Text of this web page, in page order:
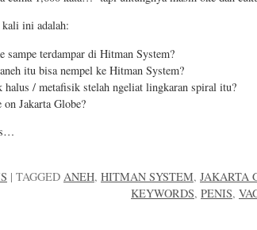
ini adalah:
sampe terdampar di Hitman System?
itu bisa nempel ke Hitman System?
halus / metafisik stelah ngeliat lingkaran spiral itu?
Jakarta Globe?
| TAGGED ANEH, HITMAN SYSTEM, JAKARTA
KEYWORDS, PENIS,